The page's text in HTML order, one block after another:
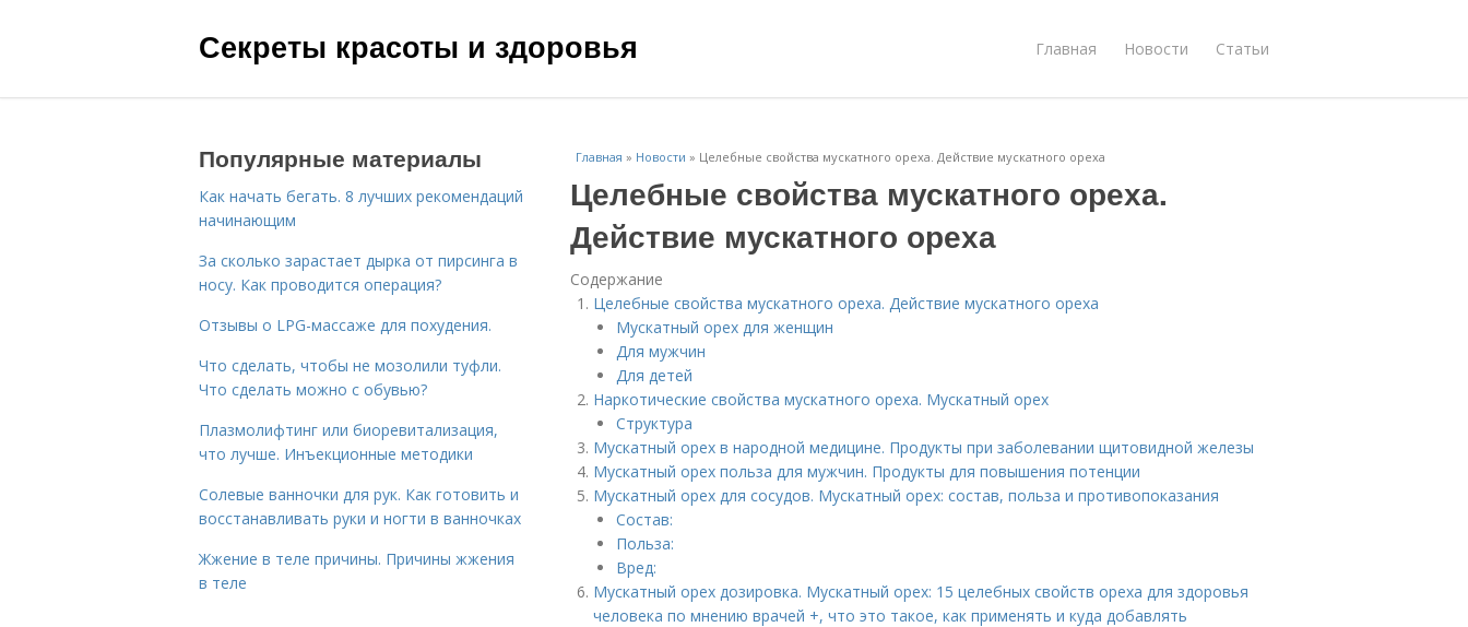
Секреты красоты и здоровья Главная Новости Статьи
Главная » Новости » Целебные свойства мускатного ореха. Действие мускатного ореха
Целебные свойства мускатного ореха.
Действие мускатного ореха
Содержание
Целебные свойства мускатного ореха. Действие мускатного ореха
Мускатный орех для женщин
Для мужчин
Для детей
Наркотические свойства мускатного ореха. Мускатный орех
Структура
Мускатный орех в народной медицине. Продукты при заболевании щитовидной железы
Мускатный орех польза для мужчин. Продукты для повышения потенции
Мускатный орех для сосудов. Мускатный орех: состав, польза и противопоказания
Состав:
Польза:
Вред:
Мускатный орех дозировка. Мускатный орех: 15 целебных свойств ореха для здоровья
человека по мнению врачей +, что это такое, как применять и куда добавлять
Популярные материалы
Как начать бегать. 8 лучших рекомендаций
начинающим
За сколько зарастает дырка от пирсинга в
носу. Как проводится операция?
Отзывы о LPG-массаже для похудения.
Что сделать, чтобы не мозолили туфли.
Что сделать можно с обувью?
Плазмолифтинг или биоревитализация,
что лучше. Инъекционные методики
Солевые ванночки для рук. Как готовить и
восстанавливать руки и ногти в ванночках
Жжение в теле причины. Причины жжения
в теле